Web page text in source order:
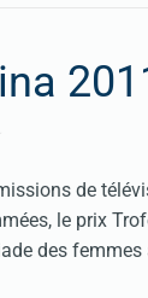
de
le prix
des